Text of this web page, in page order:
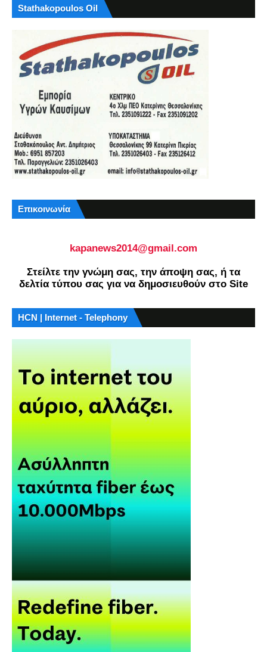
Stathakopoulos Oil
Επικοινωνία
kapanews2014@gmail.com
Στείλτε την γνώμη σας, την άποψη σας, ή τα
δελτία τύπου σας για να δημοσιευθούν στο Site
HCN | Internet - Telephony